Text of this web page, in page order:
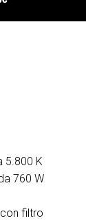
5.800 K
760 W
con filtro